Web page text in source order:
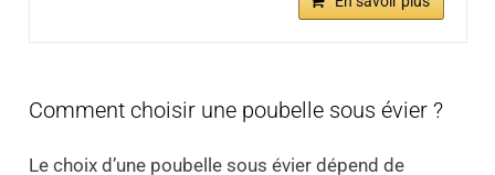
Comment choisir une poubelle sous évier ?
Le choix d’une poubelle sous évier dépend de